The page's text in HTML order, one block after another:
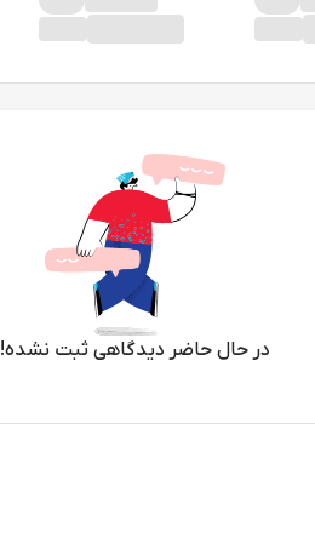
در حال حاضر دیدگاهی ثبت نشده!